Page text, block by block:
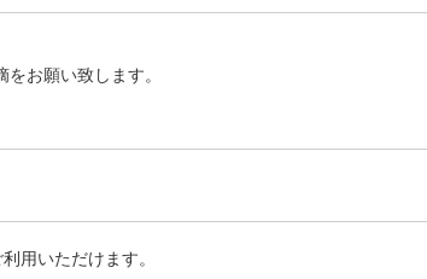
お願い致します。
用いただけます。